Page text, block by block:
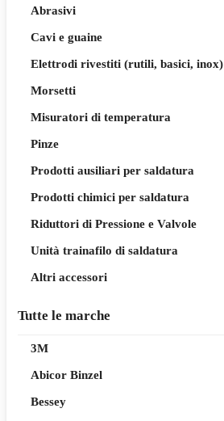
Abrasivi
Cavi e guaine
Elettrodi rivestiti (rutili, basici, inox)
Morsetti
Misuratori di temperatura
Pinze
Prodotti ausiliari per saldatura
Prodotti chimici per saldatura
Riduttori di Pressione e Valvole
Unità trainafilo di saldatura
Altri accessori
Tutte le marche
3M
Abicor Binzel
Bessey